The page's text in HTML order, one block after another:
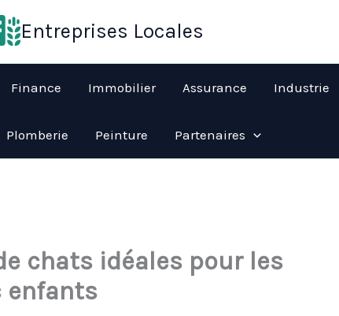
Entreprises Locales
Finance Immobilier Assurance Industrie
Plomberie Peinture Partenaires
chats idéales pour les
enfants